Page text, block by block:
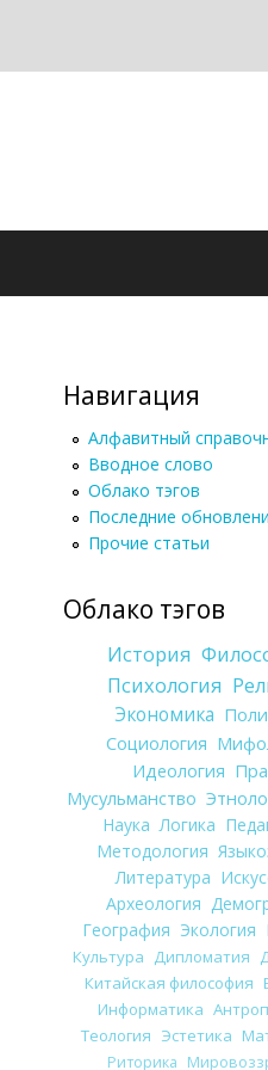
Навигация
Алфавитный
Вводное слово
Облако тэгов
Последние
Прочие статьи
Облако тэгов
История
Психология
Экономика
Социология
Идеология
Мусульманство
Наука Логика
Методология
Литература
Археология
География Экология
Культура Дипломатия
Китайская философия
Информатика
Теология Эстетика
Риторика